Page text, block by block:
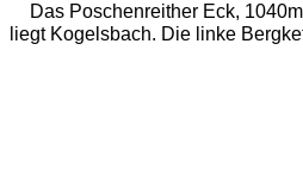
Das Poschenreither Eck,
liegt Kogelsbach. Die linke